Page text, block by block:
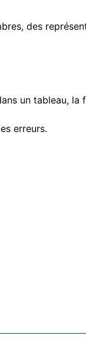
des
un tableau, la
erreurs.